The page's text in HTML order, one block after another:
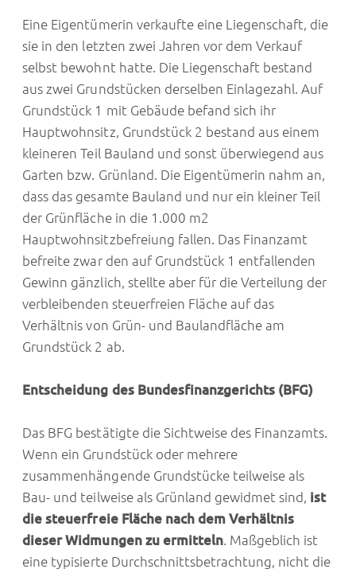
Eine Eigentümerin verkaufte eine Liegenschaft, die
sie in den letzten zwei Jahren vor dem Verkauf
selbst bewohnt hatte. Die Liegenschaft bestand
aus zwei Grundstücken derselben Einlagezahl. Auf
Grundstück 1 mit Gebäude befand sich ihr
Hauptwohnsitz, Grundstück 2 bestand aus einem
kleineren Teil Bauland und sonst überwiegend aus
Garten bzw. Grünland. Die Eigentümerin nahm an,
dass das gesamte Bauland und nur ein kleiner Teil
der Grünfläche in die 1.000 m2
Hauptwohnsitzbefreiung fallen. Das Finanzamt
befreite zwar den auf Grundstück 1 entfallenden
Gewinn gänzlich, stellte aber für die Verteilung der
verbleibenden steuerfreien Fläche auf das
Verhältnis von Grün- und Baulandfläche am
Grundstück 2 ab.
Entscheidung des Bundesfinanzgerichts (BFG)
Das BFG bestätigte die Sichtweise des Finanzamts.
Wenn ein Grundstück oder mehrere
zusammenhängende Grundstücke teilweise als
Bau- und teilweise als Grünland gewidmet sind, ist
die steuerfreie Fläche nach dem Verhältnis
dieser Widmungen zu ermitteln. Maßgeblich ist
eine typisierte Durchschnittsbetrachtung, nicht die